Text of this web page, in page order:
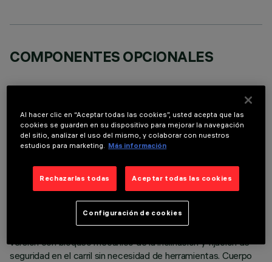
COMPONENTES OPCIONALES
DATOS TÉCNICOS
DESCRIPCIÓN
Proyector orientable miniaturizado completo con adaptador
para instalación en carril de baja tensión 48V Superrail -
versión con bloqueo mecánico de la inclinación y fijación de
seguridad en el carril sin necesidad de herramientas. Cuerpo
Al hacer clic en “Aceptar todas las cookies”, usted acepta que las
cookies se guarden en su dispositivo para mejorar la navegación
del sitio, analizar el uso del mismo, y colaborar con nuestros
estudios para marketing.
Más información
Rechazarlas todas Aceptar todas las cookies
Configuración de cookies